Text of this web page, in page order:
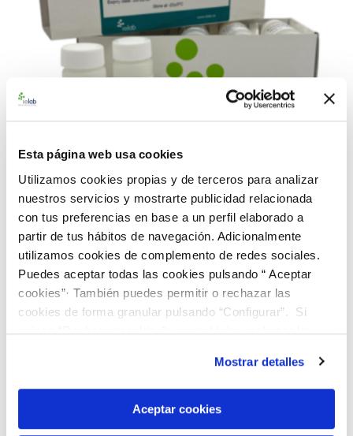
Esta página web usa cookies
Utilizamos cookies propias y de terceros para analizar
nuestros servicios y mostrarte publicidad relacionada
con tus preferencias en base a un perfil elaborado a
partir de tus hábitos de navegación. Adicionalmente
utilizamos cookies de complemento de redes sociales.
Puedes aceptar todas las cookies pulsando “ Aceptar
cookies”· También puedes permitir o rechazar las
cookies de forma granular pulsando “Configurar”. Si
pulsas “Rechazar cookies”, equivaldrá a rechazar la
son indispensables para que el sitio web funcione y que
por tanto no se pueden desactivar. Puedes consultar
más información en nuestraPolítica de Cookies
Mostrar detalles
Aceptar cookies
992702 BACredi BC-10 Rango Medio E. faecalis
CECT 795
226,00 €
AÑADIR AL CARRITO